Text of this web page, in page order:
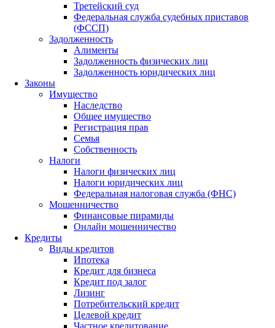
Третейский суд
Федеральная служба судебных приставов
(ФССП)
Задолженность
Алименты
Задолженность физических лиц
Задолженность юридических лиц
Законы
Имущество
Наследство
Общее имущество
Регистрация прав
Семья
Собственность
Налоги
Налоги физических лиц
Налоги юридических лиц
Федеральная налоговая служба (ФНС)
Мошенничество
Финансовые пирамиды
Онлайн мошенничество
Кредиты
Виды кредитов
Ипотека
Кредит для бизнеса
Кредит под залог
Лизинг
Потребительский кредит
Целевой кредит
Частное кредитование